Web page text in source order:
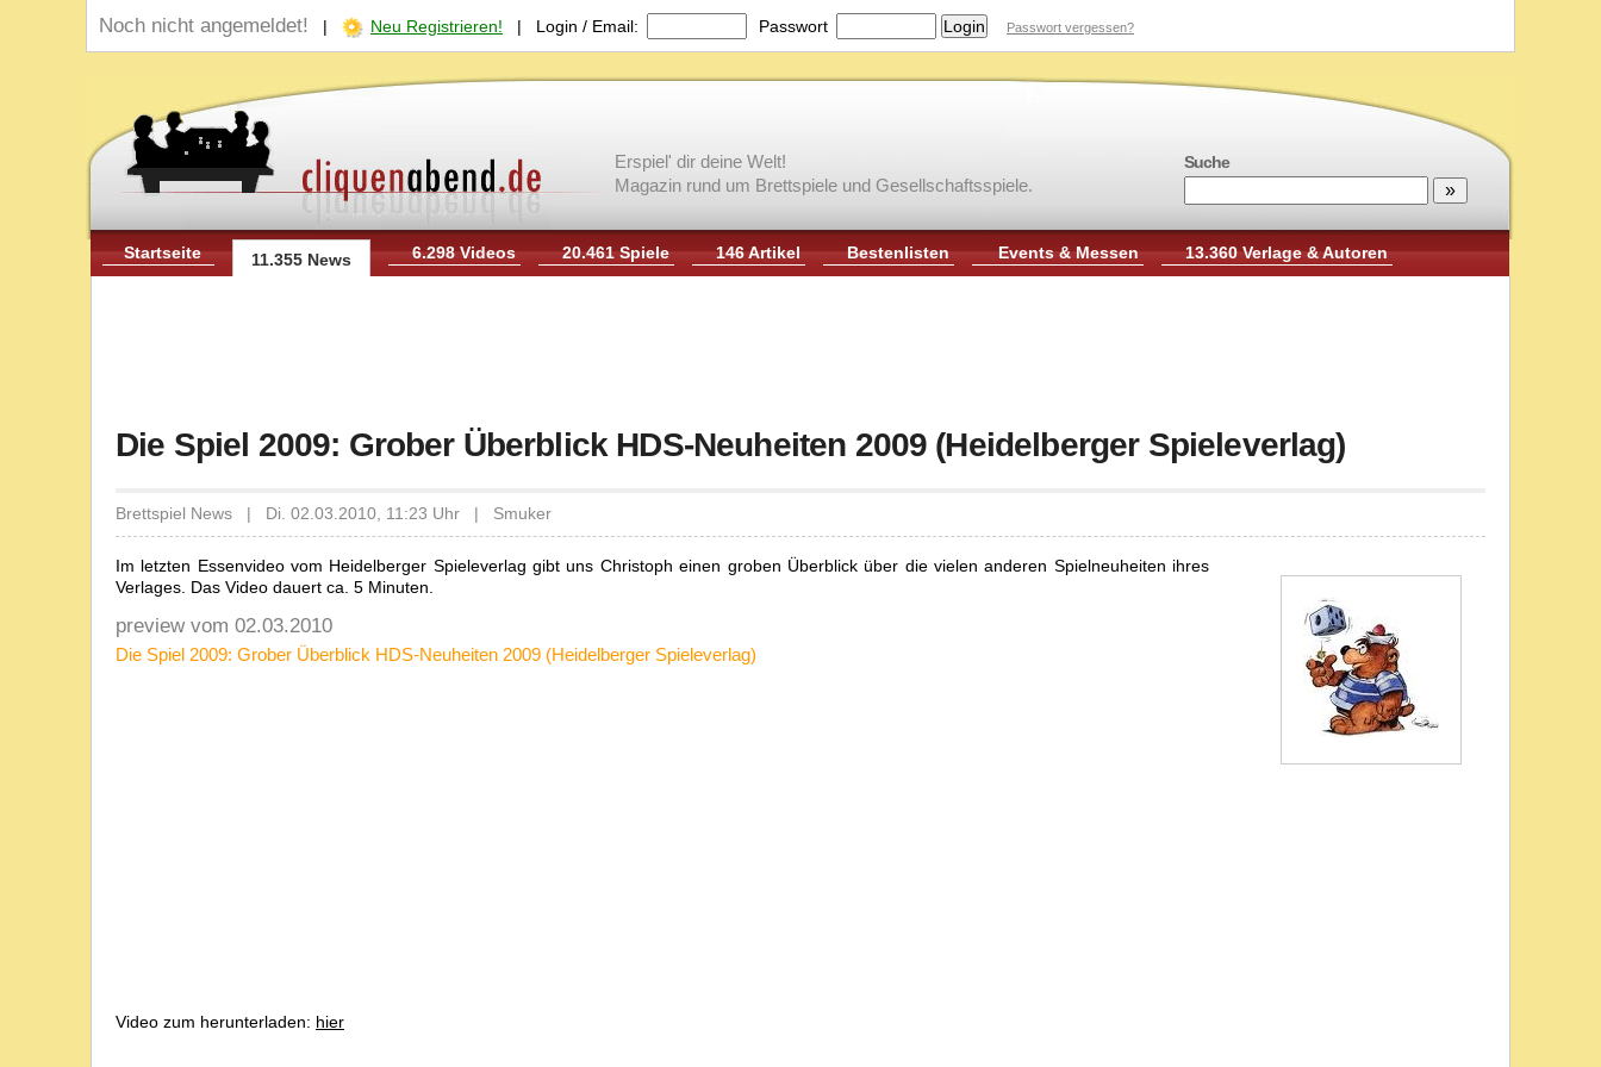
Noch nicht angemeldet! | Neu Registrieren! | Login / Email: Passwort Passwort vergessen?
Suche
Erspiel' dir deine Welt!
Magazin rund um Brettspiele und Gesellschaftsspiele.
Startseite 11.355 News 6.298 Videos 20.461 Spiele 146 Artikel Bestenlisten Events & Messen 13.360 Verlage & Autoren
Die Spiel 2009: Grober Überblick HDS-Neuheiten 2009 (Heidelberger Spieleverlag)
Brettspiel News | Di. 02.03.2010, 11:23 Uhr | Smuker
Im letzten Essenvideo vom Heidelberger Spieleverlag gibt uns Christoph einen groben Überblick über die vielen anderen Spielneuheiten ihres
Verlages. Das Video dauert ca. 5 Minuten.
preview vom 02.03.2010
Die Spiel 2009: Grober Überblick HDS-Neuheiten 2009 (Heidelberger Spieleverlag)
Video zum herunterladen: hier